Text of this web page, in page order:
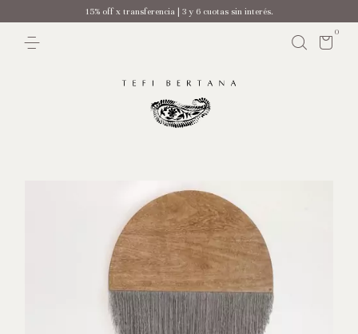
15% off x transferencia | 3 y 6 cuotas sin interés.
0